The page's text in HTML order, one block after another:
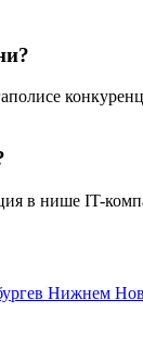
в нише IT-
в Нижнем